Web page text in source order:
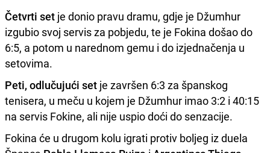
Četvrti set je donio pravu dramu, gdje je Džumhur
izgubio svoj servis za pobjedu, te je Fokina došao do
6:5, a potom u narednom gemu i do izjednačenja u
setovima.
Peti, odlučujući set je završen 6:3 za španskog
tenisera, u meču u kojem je Džumhur imao 3:2 i 40:15
na servis Fokine, ali nije uspio doći do senzacije.
Fokina će u drugom kolu igrati protiv boljeg iz duela